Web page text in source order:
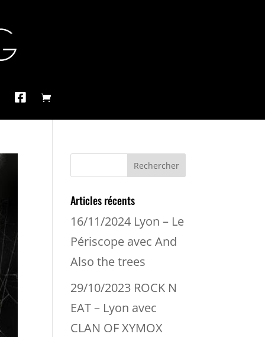
Articles récents
16/11/2024 Lyon – Le
Périscope avec And
Also the trees
29/10/2023 ROCK N
EAT – Lyon avec
CLAN OF XYMOX